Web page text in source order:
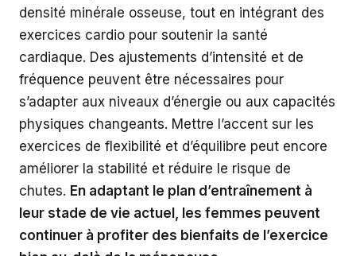
densité minérale osseuse, tout en intégrant des
exercices cardio pour soutenir la santé
cardiaque. Des ajustements d’intensité et de
fréquence peuvent être nécessaires pour
s’adapter aux niveaux d’énergie ou aux capacités
physiques changeants. Mettre l’accent sur les
exercices de flexibilité et d’équilibre peut encore
améliorer la stabilité et réduire le risque de
chutes. En adaptant le plan d’entraînement à
leur stade de vie actuel, les femmes peuvent
continuer à profiter des bienfaits de l’exercice